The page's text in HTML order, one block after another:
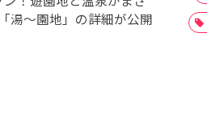
湯〜園地」の詳細が公開